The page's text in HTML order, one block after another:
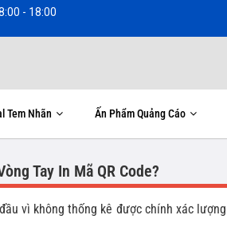
- 18:00
Tem Nhãn Ấn Phẩm Quảng Cáo
Tay In Mã QR Code?
vì không thống kê được chính xác lượng